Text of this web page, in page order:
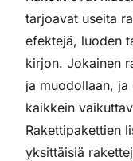
tarjoavat useita
efektejä, luoden
kirjon. Jokainen
ja muodollaan,
kaikkein
Rakettipakettien
yksittäisiä